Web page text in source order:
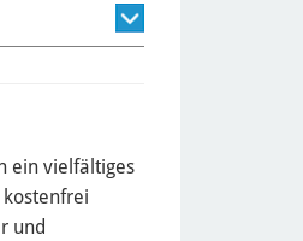
ein vielfältiges
und